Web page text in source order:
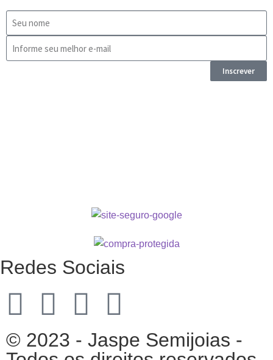
Inscrever
Redes Sociais
© 2023 - Jaspe Semijoias -